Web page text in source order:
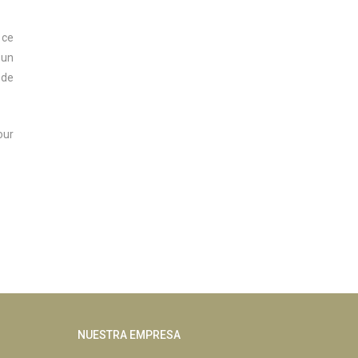
NUESTRA EMPRESA